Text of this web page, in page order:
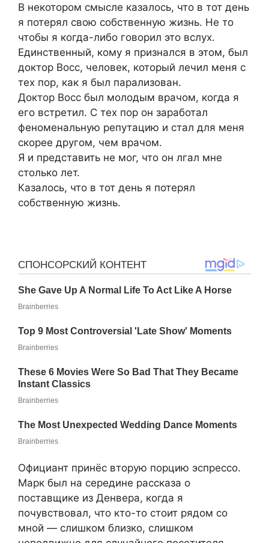
В некотором смысле казалось, что в тот день
я потерял свою собственную жизнь. Не то
чтобы я когда-либо говорил это вслух.
Единственный, кому я признался в этом, был
доктор Восс, человек, который лечил меня с
тех пор, как я был парализован.
Доктор Восс был молодым врачом, когда я
его встретил. С тех пор он заработал
феноменальную репутацию и стал для меня
скорее другом, чем врачом.
Я и представить не мог, что он лгал мне
столько лет.
Казалось, что в тот день я потерял
собственную жизнь.
Официант принёс вторую порцию эспрессо.
Марк был на середине рассказа о
поставщике из Денвера, когда я
почувствовал, что кто-то стоит рядом со
мной — слишком близко, слишком